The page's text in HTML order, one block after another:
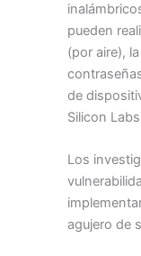
pueden
(por aire),
de
Silicon
Los
agujero de